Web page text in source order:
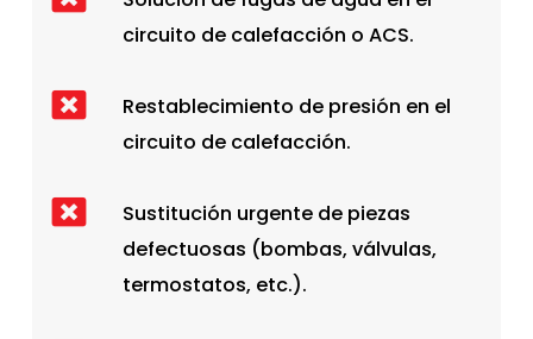
circuito de calefacción o ACS.
Restablecimiento de presión en el
circuito de calefacción.
Sustitución urgente de piezas
defectuosas (bombas, válvulas,
termostatos, etc.).